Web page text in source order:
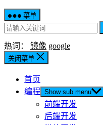
菜单
热词： 镜像 google
关闭菜单
首页
编程 Show sub menu
前端开发
后端开发